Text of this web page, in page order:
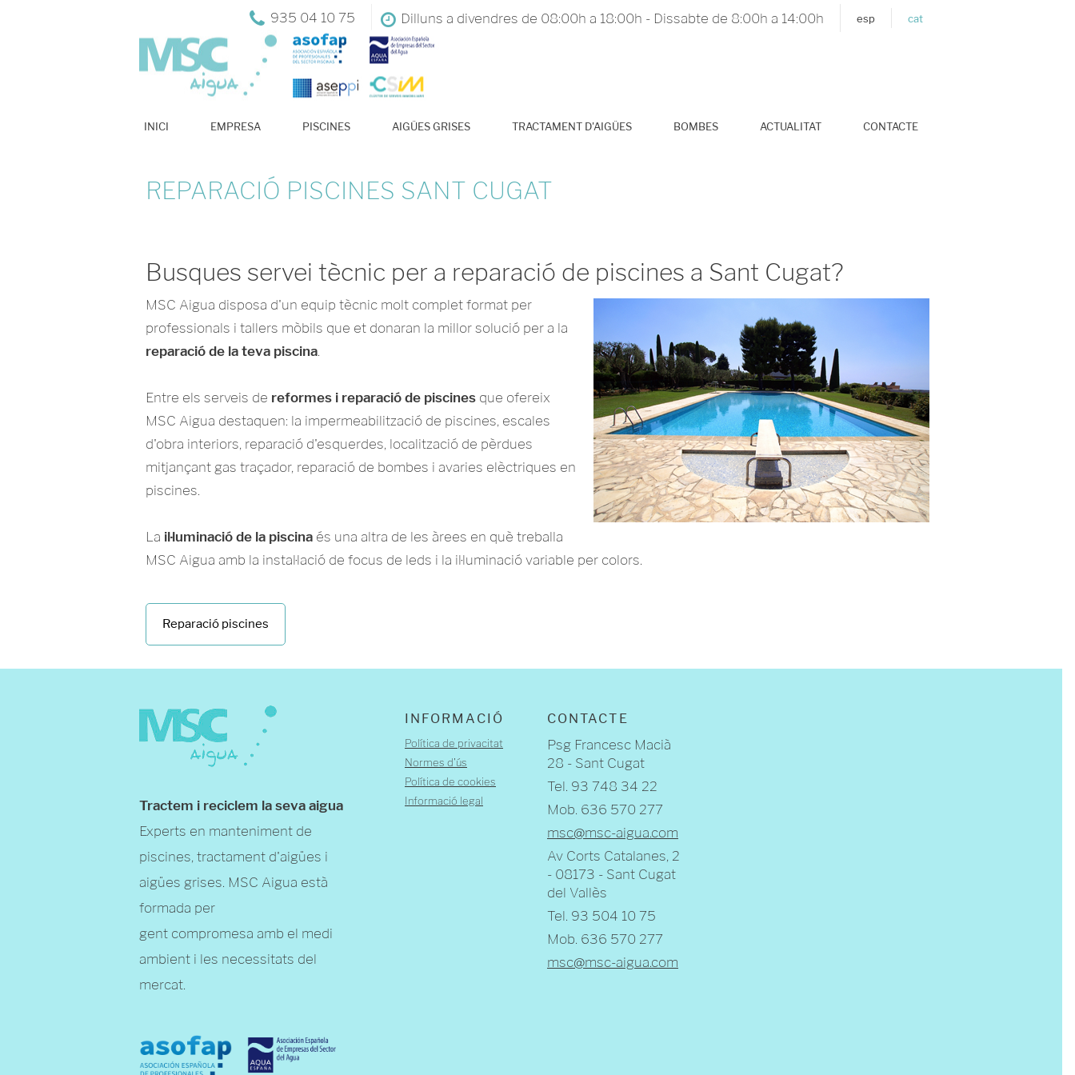
esp cat
935 04 10 75 Dilluns a divendres de 08:00h a 18:00h - Dissabte de 8:00h a 14:00h
INICI EMPRESA PISCINES AIGÜES GRISES TRACTAMENT D'AIGÜES BOMBES ACTUALITAT CONTACTE
REPARACIÓ PISCINES SANT CUGAT
Busques servei tècnic per a reparació de piscines a Sant Cugat?
MSC Aigua disposa d'un equip tècnic molt complet format per
professionals i tallers mòbils que et donaran la millor solució per a la
reparació de la teva piscina.
Entre els serveis de reformes i reparació de piscines que ofereix
MSC Aigua destaquen: la impermeabilització de piscines, escales
d'obra interiors, reparació d'esquerdes, localització de pèrdues
mitjançant gas traçador, reparació de bombes i avaries elèctriques en
piscines.
La il·luminació de la piscina és una altra de les àrees en què treballa
MSC Aigua amb la instal·lació de focus de leds i la il·luminació variable per colors.
Reparació piscines
Tractem i reciclem la seva aigua
Experts en manteniment de
piscines, tractament d'aigües i
aigües grises. MSC Aigua està
formada per
gent compromesa amb el medi
ambient i les necessitats del
mercat.
INFORMACIÓ
Política de privacitat
Normes d'ús
Política de cookies
Informació legal
CONTACTE
Psg Francesc Macià
28 - Sant Cugat
Tel. 93 748 34 22
Mob. 636 570 277
msc@msc-aigua.com
Av Corts Catalanes, 2
- 08173 - Sant Cugat
del Vallès
Tel. 93 504 10 75
Mob. 636 570 277
msc@msc-aigua.com